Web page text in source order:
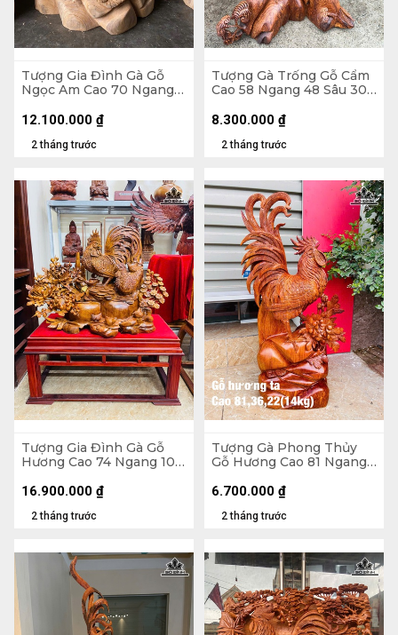
Tượng Gia Đình Gà Gỗ
Ngọc Am Cao 70 Ngang
2 tháng trước
12.100.000 ₫
Tượng Gà Trống Gỗ Cẩm
Cao 58 Ngang 48 Sâu 30
2 tháng trước
8.300.000 ₫
Tượng Gia Đình Gà Gỗ
Hương Cao 74 Ngang 105
125 Ngang 109 Sâu 58
2 tháng trước
16.900.000 ₫
Tượng Gà Phong Thủy
Gỗ Hương Cao 81 Ngang
2 tháng trước
6.700.000 ₫